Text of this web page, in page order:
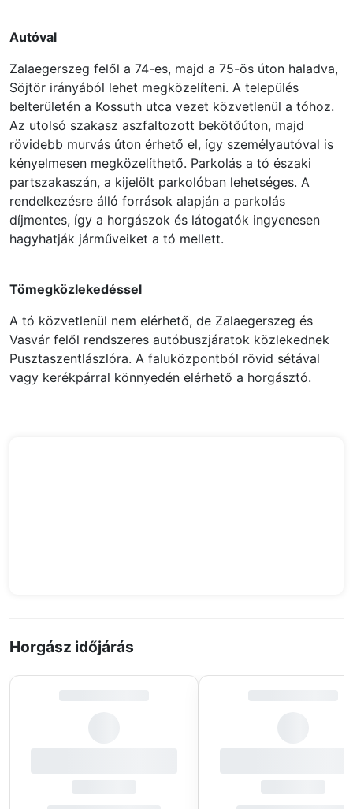
Autóval
Zalaegerszeg felől a 74-es, majd a 75-ös úton haladva,
Söjtör irányából lehet megközelíteni. A település
belterületén a Kossuth utca vezet közvetlenül a tóhoz.
Az utolsó szakasz aszfaltozott bekötőúton, majd
rövidebb murvás úton érhető el, így személyautóval is
kényelmesen megközelíthető. Parkolás a tó északi
partszakaszán, a kijelölt parkolóban lehetséges. A
rendelkezésre álló források alapján a parkolás
díjmentes, így a horgászok és látogatók ingyenesen
hagyhatják járműveiket a tó mellett.
Tömegközlekedéssel
A tó közvetlenül nem elérhető, de Zalaegerszeg és
Vasvár felől rendszeres autóbuszjáratok közlekednek
Pusztaszentlászlóra. A faluközpontból rövid sétával
vagy kerékpárral könnyedén elérhető a horgásztó.
Horgász időjárás